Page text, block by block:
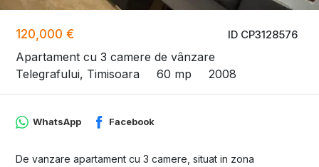
ID CP3128576
120,000 €
Apartament cu 3 camere de vânzare
Telegrafului, Timisoara
60 mp 2008
WhatsApp Facebook
De vanzare apartament cu 3 camere, situat in zona